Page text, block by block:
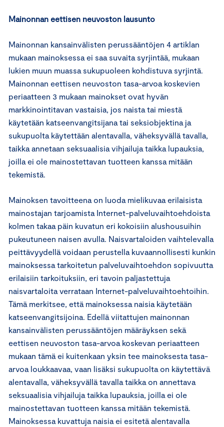
Mainonnan eettisen neuvoston lausunto
Mainonnan kansainvälisten perussääntöjen 4 artiklan
mukaan mainoksessa ei saa suvaita syrjintää, mukaan
lukien muun muassa sukupuoleen kohdistuva syrjintä.
Mainonnan eettisen neuvoston tasa-arvoa koskevien
periaatteen 3 mukaan mainokset ovat hyvän
markkinointitavan vastaisia, jos naista tai miestä
käytetään katseenvangitsijana tai seksiobjektina ja
sukupuolta käytettään alentavalla, väheksyvällä tavalla,
taikka annetaan seksuaalisia vihjailuja taikka lupauksia,
joilla ei ole mainostettavan tuotteen kanssa mitään
tekemistä.
Mainoksen tavoitteena on luoda mielikuvaa erilaisista
mainostajan tarjoamista Internet-palveluvaihtoehdoista
kolmen takaa päin kuvatun eri kokoisiin alushousuihin
pukeutuneen naisen avulla. Naisvartaloiden vaihtelevalla
peittävyydellä voidaan perustella kuvaannollisesti kunkin
mainoksessa tarkoitetun palveluvaihtoehdon sopivuutta
erilaisiin tarkoituksiin, eri tavoin paljastettuja
naisvartaloita verrataan Internet-palveluvaihtoehtoihin.
Tämä merkitsee, että mainoksessa naisia käytetään
katseenvangitsijoina. Edellä viitattujen mainonnan
kansainvälisten perussääntöjen määräyksen sekä
eettisen neuvoston tasa-arvoa koskevan periaatteen
mukaan tämä ei kuitenkaan yksin tee mainoksesta tasa-
arvoa loukkaavaa, vaan lisäksi sukupuolta on käytettävä
alentavalla, väheksyvällä tavalla taikka on annettava
seksuaalisia vihjailuja taikka lupauksia, joilla ei ole
mainostettavan tuotteen kanssa mitään tekemistä.
Mainoksessa kuvattuja naisia ei esitetä alentavalla